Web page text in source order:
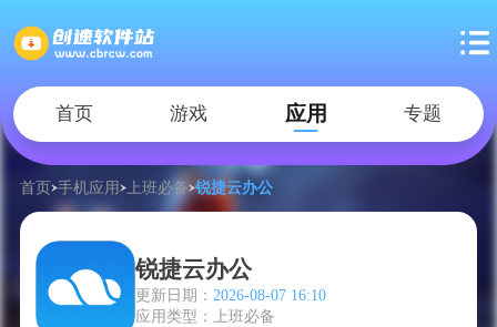
首页 游戏 应用 专题
首页 手机应用 上班必备 锐捷云办公
锐捷云办公
更新日期： 2026-08-07 16:10
应用类型：上班必备